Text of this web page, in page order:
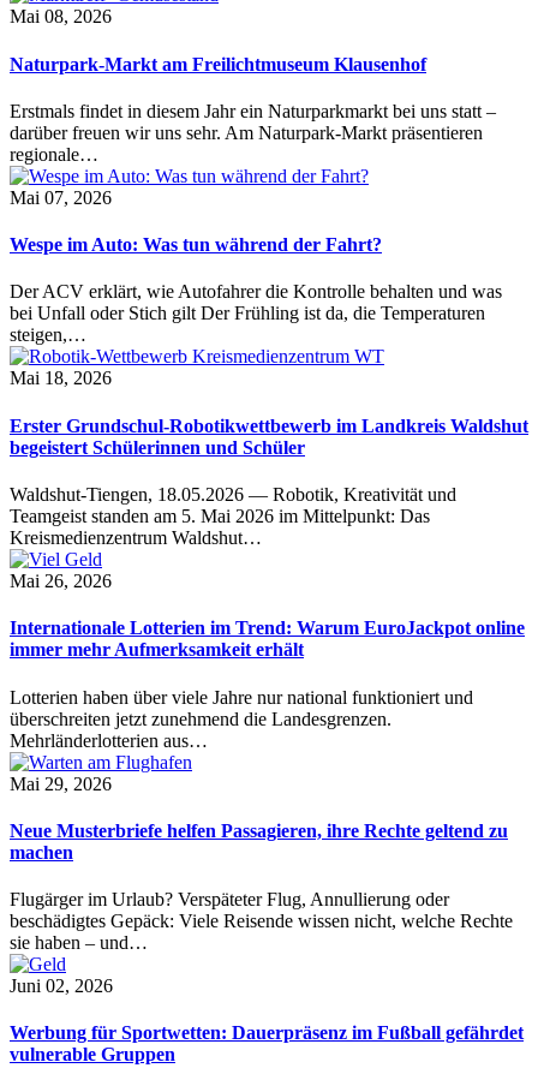
Mai 08, 2026
Naturpark-Markt am Freilichtmuseum Klausenhof
Erstmals findet in diesem Jahr ein Naturparkmarkt bei uns statt –
darüber freuen wir uns sehr. Am Naturpark-Markt präsentieren
regionale…
Mai 07, 2026
Wespe im Auto: Was tun während der Fahrt?
Der ACV erklärt, wie Autofahrer die Kontrolle behalten und was
bei Unfall oder Stich gilt Der Frühling ist da, die Temperaturen
steigen,…
Mai 18, 2026
Erster Grundschul-Robotikwettbewerb im Landkreis Waldshut
begeistert Schülerinnen und Schüler
Waldshut-Tiengen, 18.05.2026 — Robotik, Kreativität und
Teamgeist standen am 5. Mai 2026 im Mittelpunkt: Das
Kreismedienzentrum Waldshut…
Mai 26, 2026
Internationale Lotterien im Trend: Warum EuroJackpot online
immer mehr Aufmerksamkeit erhält
Lotterien haben über viele Jahre nur national funktioniert und
überschreiten jetzt zunehmend die Landesgrenzen.
Mehrländerlotterien aus…
Mai 29, 2026
Neue Musterbriefe helfen Passagieren, ihre Rechte geltend zu
machen
Flugärger im Urlaub? Verspäteter Flug, Annullierung oder
beschädigtes Gepäck: Viele Reisende wissen nicht, welche Rechte
sie haben – und…
Juni 02, 2026
Werbung für Sportwetten: Dauerpräsenz im Fußball gefährdet
vulnerable Gruppen